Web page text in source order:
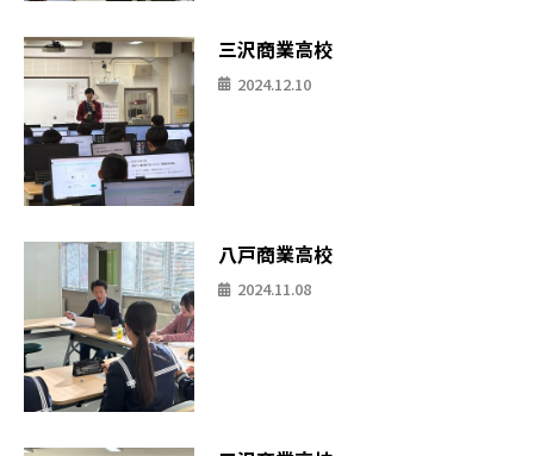
三沢商業高校
2024.12.10
八戸商業高校
2024.11.08